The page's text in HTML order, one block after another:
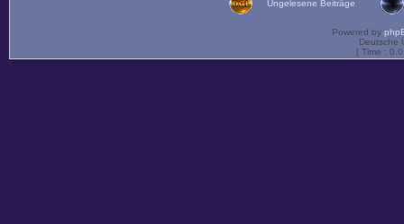
Ungelesene Beiträge
Powered by
Deutsche
[ Time :